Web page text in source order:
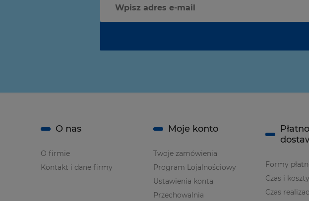
O nas
O firmie
Kontakt i dane firmy
Moje konto
Twoje zamówienia
Program Lojalnościowy
Ustawienia konta
Przechowalnia
Formy
Czas i
Czas